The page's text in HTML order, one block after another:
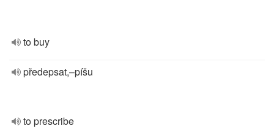
to buy
předepsat,–píšu
to prescribe